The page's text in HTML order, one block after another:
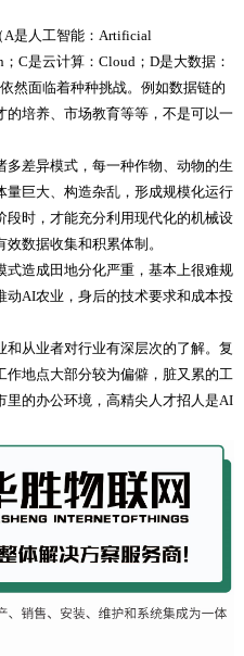
A是人工智能：Artificial
C是云计算：Cloud；D是大数据：
然面临着种种挑战。例如数据链的
培养、市场教育等等，不是可以一
差异模式，每一种作物、动物的生
巨大、构造杂乱，形成规模化运行
时，才能充分利用现代化的机械设
数据收集和积累体制。
造成田地分化严重，基本上很难规
动AI农业，身后的技术要求和成本投
和从业者对行业有深层次的了解。复
地点大部分较为偏僻，脏又累的工
里的办公环境，高精尖人才招人是AI